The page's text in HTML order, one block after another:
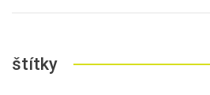
štítky